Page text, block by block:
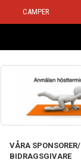
CAMPER
VÅRA SPONSORER/
BIDRAGSGIVARE